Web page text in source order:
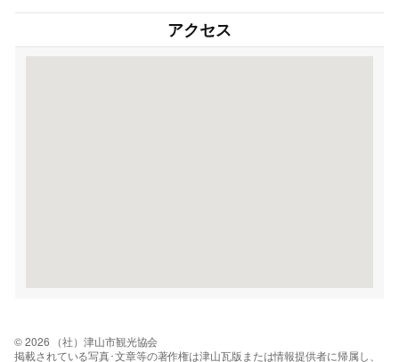
アクセス
© 2026 （社）津山市観光協会
掲載されている写真･文章等の著作権は津山瓦版または情報提供者に帰属し、